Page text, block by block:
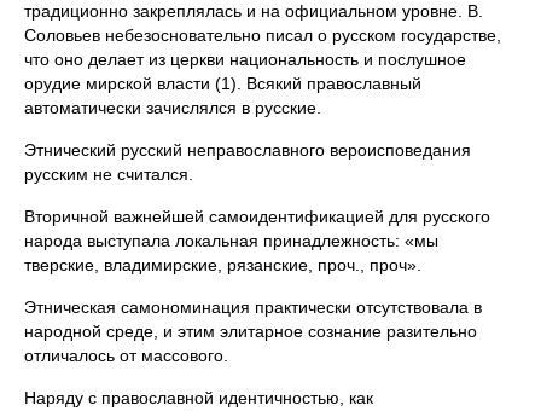
традиционно закреплялась и на официальном уровне. В.
Соловьев небезосновательно писал о русском государстве,
что оно делает из церкви национальность и послушное
орудие мирской власти (1). Всякий православный
автоматически зачислялся в русские.
Этнический русский неправославного вероисповедания
русским не считался.
Вторичной важнейшей самоидентификацией для русского
народа выступала локальная принадлежность: «мы
тверские, владимирские, рязанские, проч., проч».
Этническая самономинация практически отсутствовала в
народной среде, и этим элитарное сознание разительно
отличалось от массового.
Наряду с православной идентичностью, как